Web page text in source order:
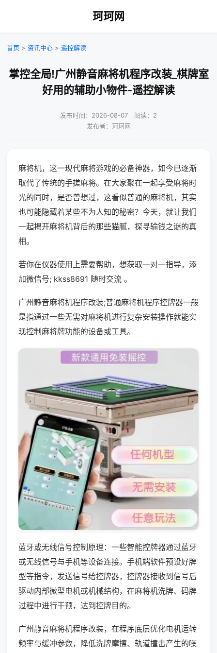
珂珂网
首页 > 资讯中心 > 遥控解读
掌控全局!广州静音麻将机程序改装_棋牌室
好用的辅助小物件-遥控解读
发布时间：2026-08-07｜阅读：2
发布者：珂珂网
麻将机，这一现代麻将游戏的必备神器，如今已逐渐
取代了传统的手搓麻将。在大家聚在一起享受麻将时
光的同时，是否曾想过，这看似普通的麻将机，其实
也可能隐藏着某些不为人知的秘密？今天，就让我们
一起揭开麻将机背后的那些猫腻，探寻输钱之谜的真
相。
若你在仪器使用上需要帮助，想获取一对一指导，添
加微信号; kkss8691 随时交流 。
广州静音麻将机程序改装;普通麻将机程序控牌器一般
是指通过一些无需对麻将机进行复杂安装操作就能实
现控制麻将牌功能的设备或工具。
蓝牙或无线信号控制原理：一些智能控牌器通过蓝牙
或无线信号与手机等设备连接。手机端软件预设好牌
型等指令，发送信号给控牌器，控牌器接收到信号后
驱动内部微型电机或机械结构，在麻将机洗牌、码牌
过程中进行干预，达到控牌目的。
广州静音麻将机程序改装，在程序底层优化电机运转
频率与缓冲参数，降低洗牌摩擦、轨道撞击产生的噪